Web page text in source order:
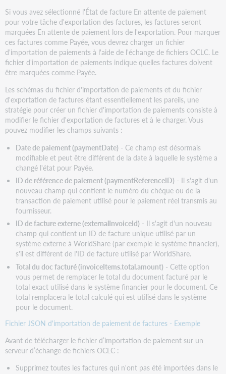
Si vous avez sélectionné l'État de facture En attente de paiement
pour votre tâche d'exportation des factures, les factures seront
marquées En attente de paiement lors de l'exportation. Pour marquer
ces factures comme Payée, vous devrez charger un fichier
d'importation de paiements à l'aide de l'échange de fichiers OCLC. Le
fichier d'importation de paiements indique quelles factures doivent
être marquées comme Payée.
Les schémas du fichier d'importation de paiements et du fichier
d'exportation de factures étant essentiellement les pareils, une
stratégie pour créer un fichier d'importation de paiements consiste à
modifier le fichier d'exportation de factures et à le charger. Vous
pouvez modifier les champs suivants :
Date de paiement (paymentDate) - Ce champ est désormais
modifiable et peut être différent de la date à laquelle le système a
changé l'état pour Payée.
ID de référence de paiement (paymentReferenceID) - Il s'agit d'un
nouveau champ qui contient le numéro du chèque ou de la
transaction de paiement utilisé pour le paiement réel transmis au
fournisseur.
ID de facture externe (externalInvoiceId) - Il s'agit d'un nouveau
champ qui contient un ID de facture unique utilisé par un
système externe à WorldShare (par exemple le système financier),
s'il est différent de l'ID de facture utilisé par WorldShare.
Total du doc facturé (invoiceItems.total.amount) - Cette option
vous permet de remplacer le total du document facturé par le
total exact utilisé dans le système financier pour le document. Ce
total remplacera le total calculé qui est utilisé dans le système
pour le document.
Fichier JSON d'importation de paiement de factures - Exemple
Avant de télécharger le fichier d’importation de paiement sur un
serveur d’échange de fichiers OCLC :
Supprimez toutes les factures qui n'ont pas été importées dans le